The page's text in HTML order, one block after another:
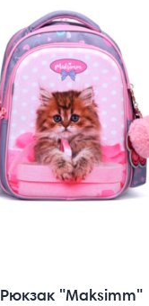
Рюкзак "Maksimm"